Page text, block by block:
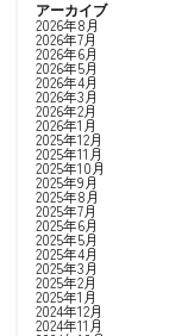
アーカイブ
2026年8月
2026年7月
2026年6月
2026年5月
2026年4月
2026年3月
2026年2月
2026年1月
2025年12月
2025年11月
2025年10月
2025年9月
2025年8月
2025年7月
2025年6月
2025年5月
2025年4月
2025年3月
2025年2月
2025年1月
2024年12月
2024年11月